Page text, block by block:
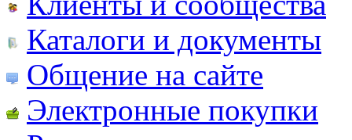
Каталоги и документы
Общение на сайте
Электронные покупки